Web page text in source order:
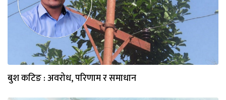
बुश कटिङ : अवरोध, परिणाम र समाधान